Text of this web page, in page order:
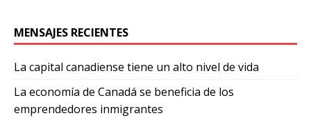
MENSAJES RECIENTES
La capital canadiense tiene un alto nivel de vida
La economía de Canadá se beneficia de los
emprendedores inmigrantes